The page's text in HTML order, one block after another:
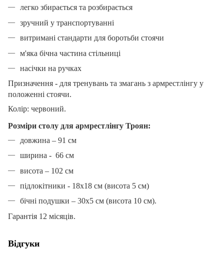
легко збирається та розбирається
зручний у транспортуванні
витримані стандарти для боротьби стоячи
м'яка бічна частина стільниці
насічки на ручках
Призначення - для тренувань та змагань з армрестлінгу у
положенні стоячи.
Колір: червоний.
Розміри столу для армрестлінгу Троян:
довжина – 91 см
ширина - 66 см
висота – 102 см
підлокітники - 18х18 см (висота 5 см)
бічні подушки – 30х5 см (висота 10 см).
Гарантія 12 місяців.
Відгуки